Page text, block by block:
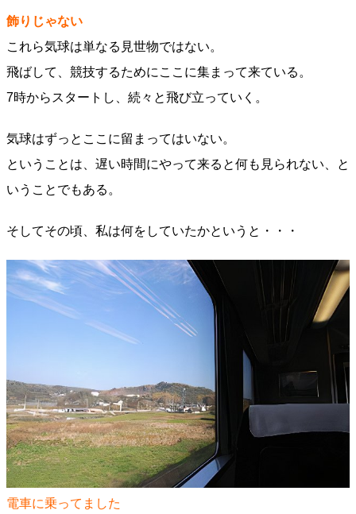
飾りじゃない
これら気球は単なる見世物ではない。
飛ばして、競技するためにここに集まって来ている。
7時からスタートし、続々と飛び立っていく。
気球はずっとここに留まってはいない。
ということは、遅い時間にやって来ると何も見られない、と
いうことでもある。
そしてその頃、私は何をしていたかというと・・・
電車に乗ってました